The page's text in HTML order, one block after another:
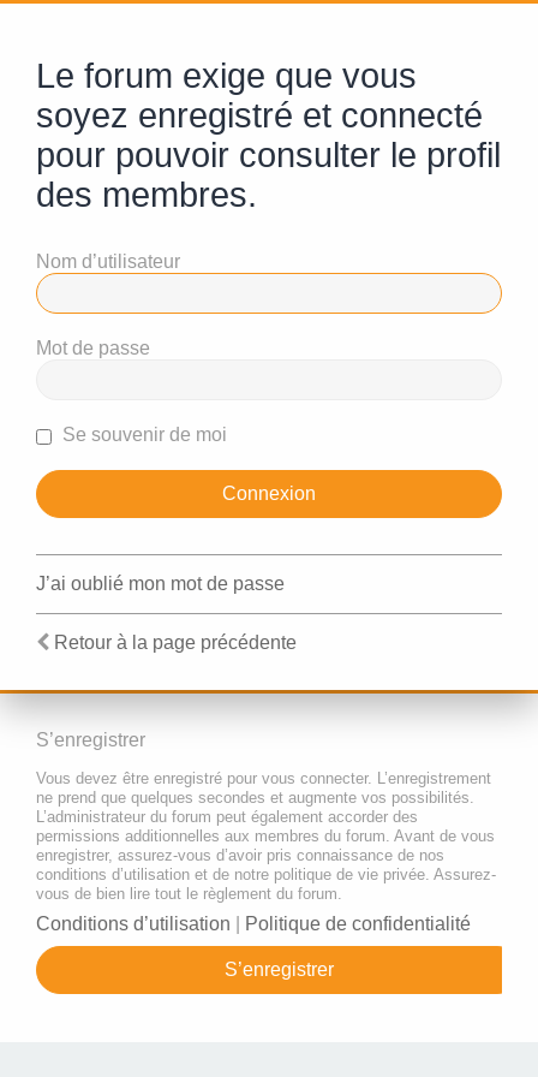
Le forum exige que vous
soyez enregistré et connecté
pour pouvoir consulter le profil
des membres.
Nom d’utilisateur
Mot de passe
Se souvenir de moi
J’ai oublié mon mot de passe
Retour à la page précédente
S’enregistrer
Vous devez être enregistré pour vous connecter. L’enregistrement
ne prend que quelques secondes et augmente vos possibilités.
L’administrateur du forum peut également accorder des
permissions additionnelles aux membres du forum. Avant de vous
enregistrer, assurez-vous d’avoir pris connaissance de nos
conditions d’utilisation et de notre politique de vie privée. Assurez-
vous de bien lire tout le règlement du forum.
Conditions d’utilisation Politique de confidentialité
S’enregistrer